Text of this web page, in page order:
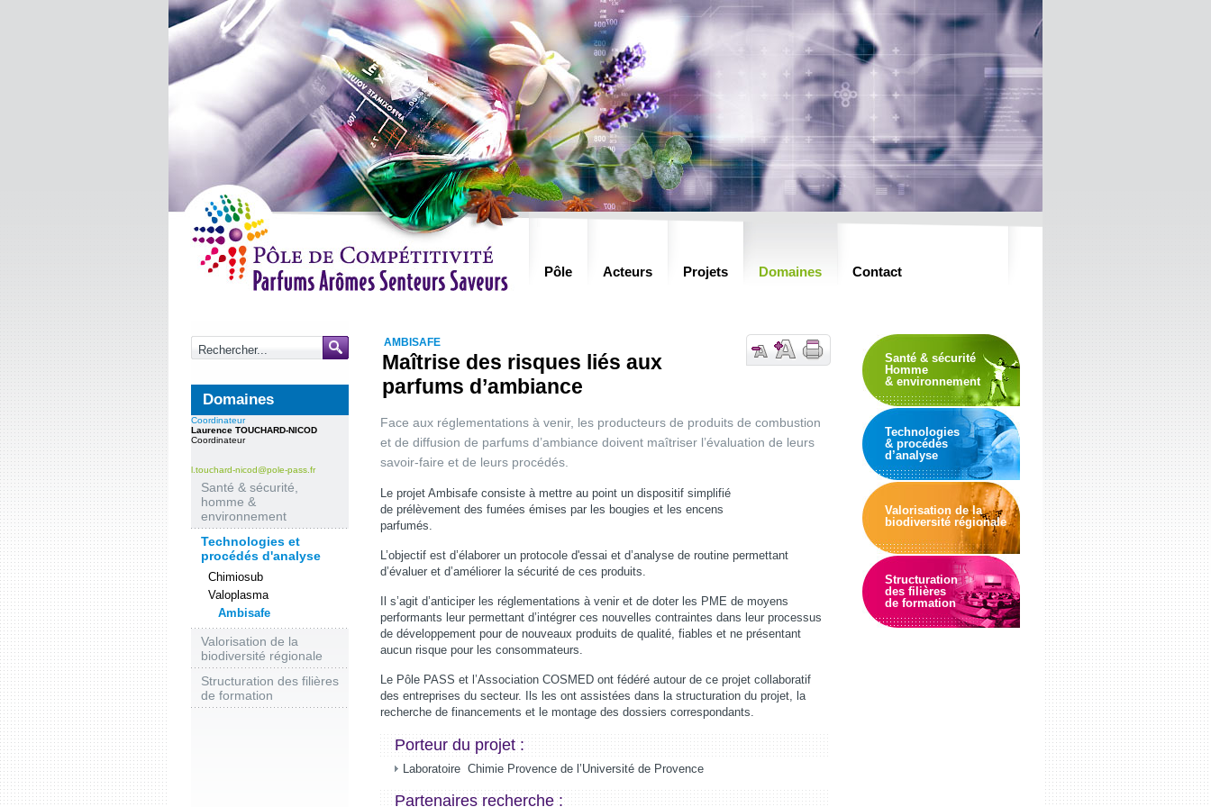
Pôle Acteurs Projets Domaines Contact
Domaines
Coordinateur
Laurence TOUCHARD-NICOD
Coordinateur
l.touchard-nicod@pole-pass.fr
Santé & sécurité,
homme &
environnement
Technologies et
procédés d'analyse
Chimiosub
Valoplasma
Ambisafe
Valorisation de la
biodiversité régionale
Structuration des filières
de formation
AMBISAFE
Maîtrise des risques liés aux
parfums d’ambiance
Face aux réglementations à venir, les producteurs de produits de combustion
et de diffusion de parfums d’ambiance doivent maîtriser l’évaluation de leurs
savoir-faire et de leurs procédés.
Le projet Ambisafe consiste à mettre au point un dispositif simplifié
de prélèvement des fumées émises par les bougies et les encens
parfumés.
L’objectif est d’élaborer un protocole d'essai et d’analyse de routine permettant
d’évaluer et d’améliorer la sécurité de ces produits.
Il s’agit d’anticiper les réglementations à venir et de doter les PME de moyens
performants leur permettant d’intégrer ces nouvelles contraintes dans leur processus
de développement pour de nouveaux produits de qualité, fiables et ne présentant
aucun risque pour les consommateurs.
Le Pôle PASS et l’Association COSMED ont fédéré autour de ce projet collaboratif
des entreprises du secteur. Ils les ont assistées dans la structuration du projet, la
recherche de financements et le montage des dossiers correspondants.
Porteur du projet :
Laboratoire Chimie Provence de l’Université de Provence
Partenaires recherche :
Santé & sécurité
Homme
& environnement
Technologies
& procédés
d’analyse
Valorisation de la
biodiversité régionale
Structuration
des filières
de formation